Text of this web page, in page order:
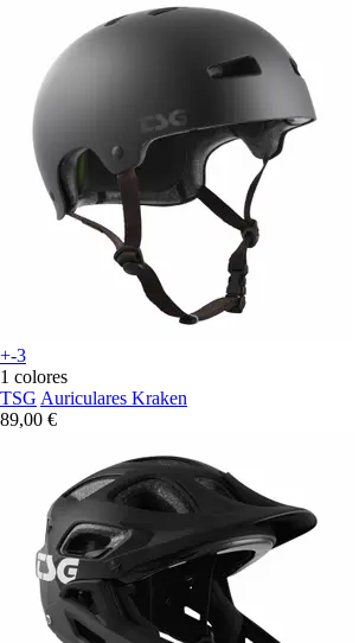
+-3
1 colores
TSG Auriculares Kraken
89,00 €